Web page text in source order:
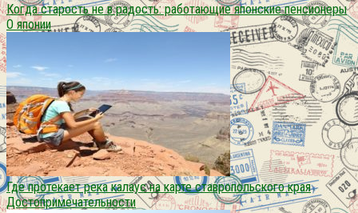
Когда старость не в радость: работающие японские пенсионеры
О японии
Где протекает река калаус на карте ставропольского края
Достопримечательности